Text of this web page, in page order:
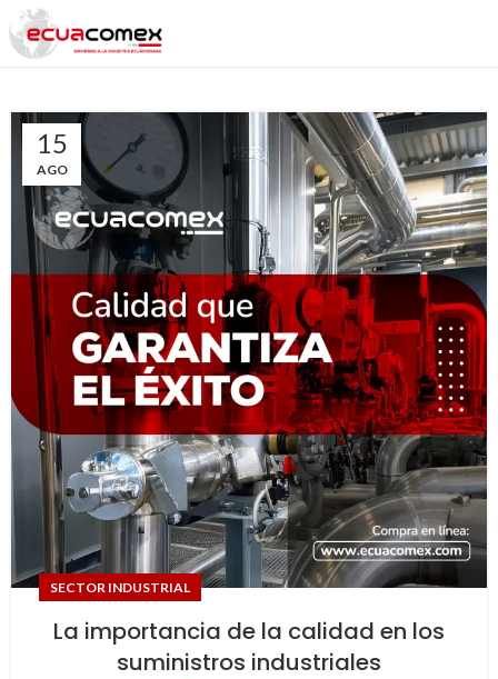
15
AGO
SECTOR INDUSTRIAL
La importancia de la calidad en los
suministros industriales